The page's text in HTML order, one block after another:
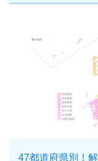
47都道府県別！